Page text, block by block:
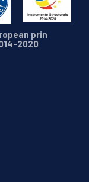
prin
2020